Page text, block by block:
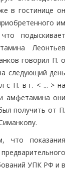
в гостинице он
им
подыскивает
Леонтьев
говорил П. о
следующий день
с П. в г. < ... > на
амфетамина они
получить от П.
что показания
УПК РФ и в